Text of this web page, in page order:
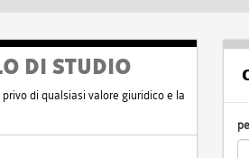
DI STUDIO
di qualsiasi valore giuridico e la